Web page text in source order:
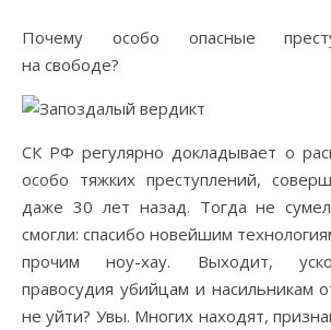
Почему особо опасные преступники гуляют
на свободе?
СК РФ регулярно докладывает о
особо тяжких преступлений,
даже 30 лет назад. Тогда не
смогли: спасибо новейшим
прочим ноу-хау. Выходит,
правосудия убийцам и насильникам
не уйти? Увы. Многих находят,